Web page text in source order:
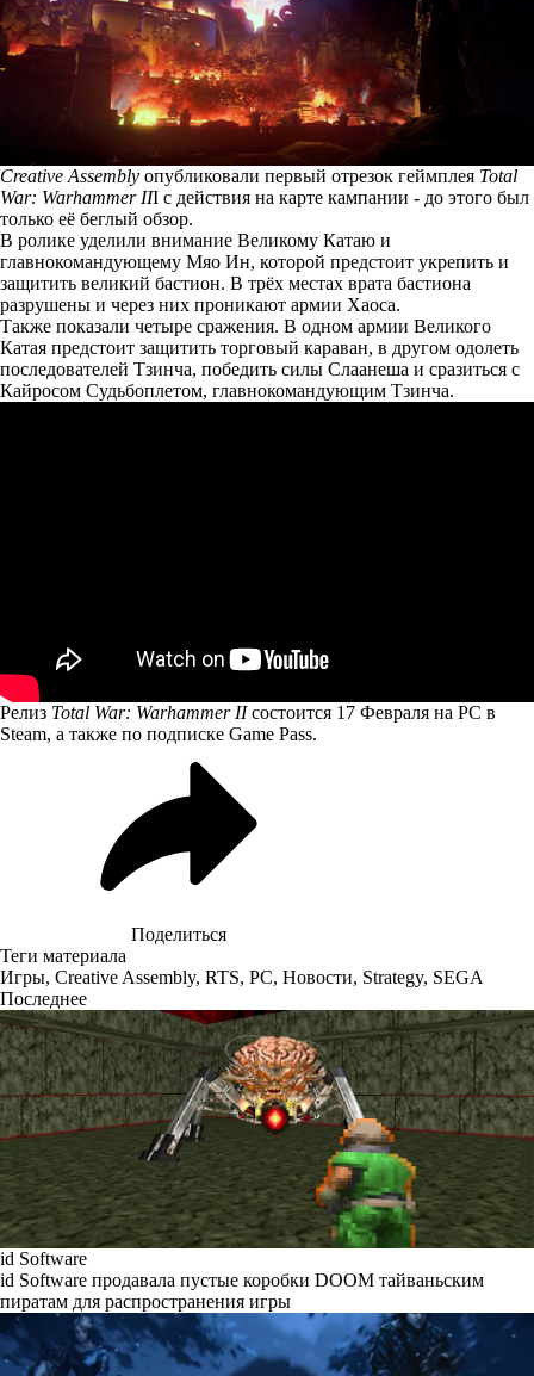
Creative Assembly опубликовали первый отрезок геймплея Total
War: Warhammer III с действия на карте кампании - до этого был
только её беглый обзор.
В ролике уделили внимание Великому Катаю и
главнокомандующему Мяо Ин, которой предстоит укрепить и
защитить великий бастион. В трёх местах врата бастиона
разрушены и через них проникают армии Хаоса.
Также показали четыре сражения. В одном армии Великого
Катая предстоит защитить торговый караван, в другом одолеть
последователей Тзинча, победить силы Слаанеша и сразиться с
Кайросом Судьбоплетом, главнокомандующим Тзинча.
Релиз Total War: Warhammer IIсостоится 17 Февраля на PC в
Steam, а также по подписке Game Pass.
Поделиться
Теги материала
Игры, Creative Assembly, RTS, PC, Новости, Strategy, SEGA
Последнее
id Software
id Software продавала пустые коробки DOOM тайваньским
пиратам для распространения игры